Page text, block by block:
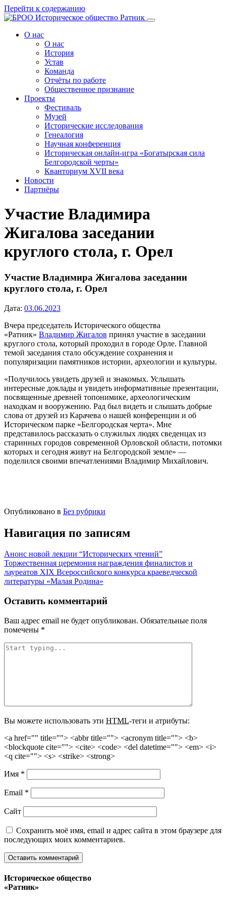
Перейти к содержанию
О нас
О нас
История
Устав
Команда
Отчёты по работе
Общественное признание
Проекты
Фестиваль
Музей
Исторические исследования
Генеалогия
Научная конференция
Историческая онлайн-игра «Богатырская сила
Белгородской черты»
Кванториум XVII века
Новости
Партнёры
Участие Владимира
Жигалова заседании
круглого стола, г. Орел
Участие Владимира Жигалова заседании
круглого стола, г. Орел
Дата: 03.06.2023
Вчера председатель Исторического общества
«Ратник» Владимир Жигалов принял участие в заседании
круглого стола, который проходил в городе Орле. Главной
темой заседания стало обсуждение сохранения и
популяризации памятников истории, археологии и культуры.
«Получилось увидеть друзей и знакомых. Услышать
интересные доклады и увидеть информативные презентации,
посвященные древней топонимике, археологическим
находкам и вооружению. Рад был видеть и слышать добрые
слова от друзей из Карачева о нашей конференции и об
Историческом парке «Белгородская черта». Мне
представилось рассказать о служилых людях сведенцах из
старинных городов современной Орловской области, потомки
которых и сегодня живут на Белгородской земле» —
поделился своими впечатлениями Владимир Михайлович.
Опубликовано в Без рубрики
Навигация по записям
Анонс новой лекции “Исторических чтений”
Торжественная церемония награждения финалистов и
лауреатов XIХ Всероссийского конкурса краеведческой
литературы «Малая Родина»
Оставить комментарий
Ваш адрес email не будет опубликован. Обязательные поля
помечены *
Вы можете использовать эти HTML-теги и атрибуты:
<a href="" title=""> <abbr title=""> <acronym title=""> <b>
<blockquote cite=""> <cite> <code> <del datetime=""> <em> <i>
<q cite=""> <s> <strike> <strong>
Имя *
Email *
Сайт
Сохранить моё имя, email и адрес сайта в этом браузере для
последующих моих комментариев.
Историческое общество
«Ратник»